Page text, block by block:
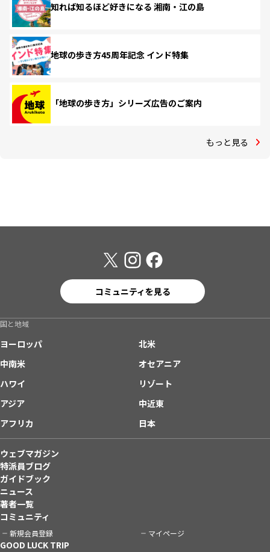
知れば知るほど好きになる 湘南・江の島
地球の歩き方45周年記念 インド特集
「地球の歩き方」シリーズ広告のご案内
もっと見る
コミュニティを見る
国と地域
ヨーロッパ
北米
中南米
オセアニア
ハワイ
リゾート
アジア
中近東
アフリカ
日本
ウェブマガジン
特派員ブログ
ガイドブック
ニュース
著者一覧
コミュニティ
新規会員登録 マイページ
GOOD LUCK TRIP